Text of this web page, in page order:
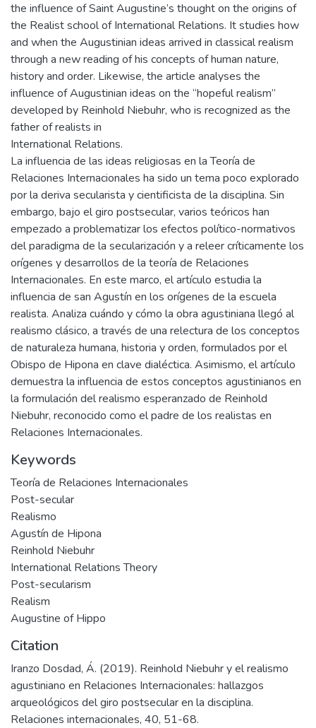
the influence of Saint Augustine’s thought on the origins of
the Realist school of International Relations. It studies how
and when the Augustinian ideas arrived in classical realism
through a new reading of his concepts of human nature,
history and order. Likewise, the article analyses the
influence of Augustinian ideas on the “hopeful realism”
developed by Reinhold Niebuhr, who is recognized as the
father of realists in
International Relations.
La influencia de las ideas religiosas en la Teoría de
Relaciones Internacionales ha sido un tema poco explorado
por la deriva secularista y cientificista de la disciplina. Sin
embargo, bajo el giro postsecular, varios teóricos han
empezado a problematizar los efectos político-normativos
del paradigma de la secularización y a releer críticamente los
orígenes y desarrollos de la teoría de Relaciones
Internacionales. En este marco, el artículo estudia la
influencia de san Agustín en los orígenes de la escuela
realista. Analiza cuándo y cómo la obra agustiniana llegó al
realismo clásico, a través de una relectura de los conceptos
de naturaleza humana, historia y orden, formulados por el
Obispo de Hipona en clave dialéctica. Asimismo, el artículo
demuestra la influencia de estos conceptos agustinianos en
la formulación del realismo esperanzado de Reinhold
Niebuhr, reconocido como el padre de los realistas en
Relaciones Internacionales.
Keywords
Teoría de Relaciones Internacionales
Post-secular
Realismo
Agustín de Hipona
Reinhold Niebuhr
International Relations Theory
Post-secularism
Realism
Augustine of Hippo
Citation
Iranzo Dosdad, Á. (2019). Reinhold Niebuhr y el realismo
agustiniano en Relaciones Internacionales: hallazgos
arqueológicos del giro postsecular en la disciplina.
Relaciones internacionales, 40, 51-68.